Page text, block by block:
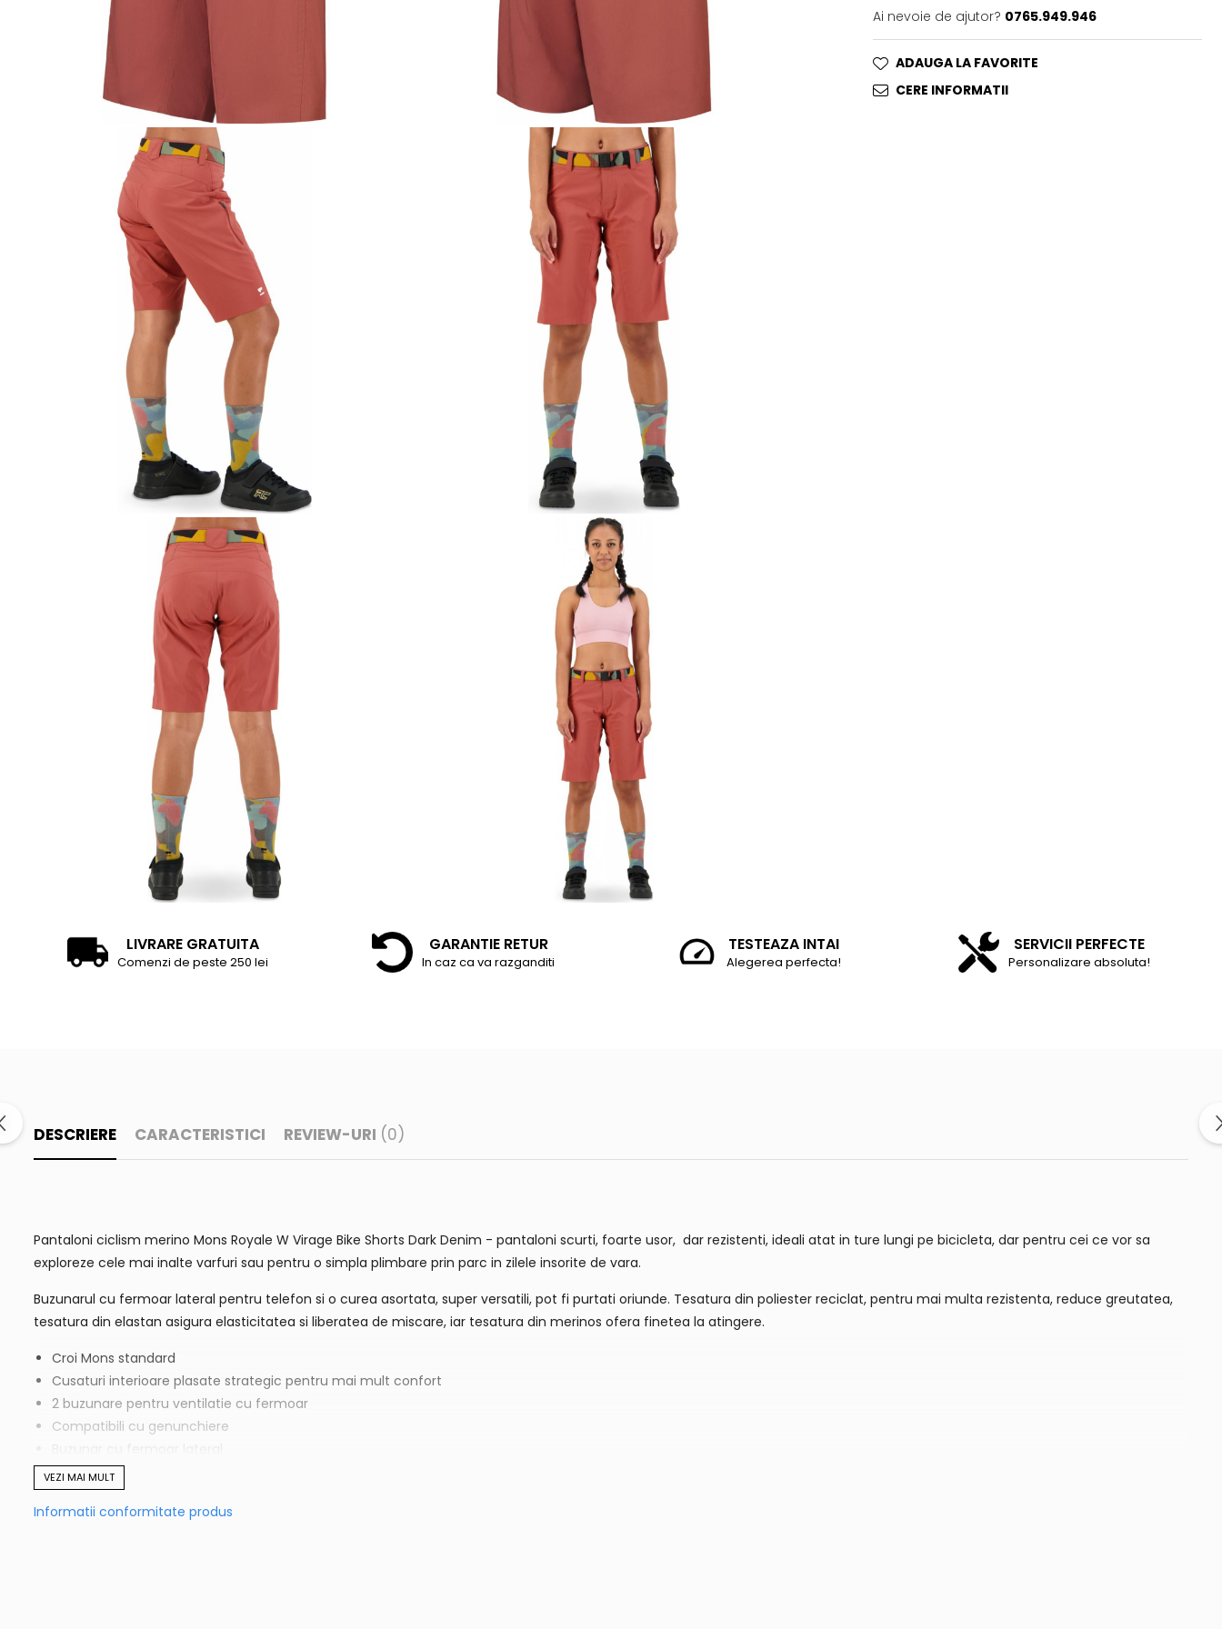
Accesorii tenis
Gripuri & overgripuri
Accesorii teren tenis
Testeaza rachete
Ai nevoie de ajutor? 0765.949.946
ADAUGA LA FAVORITE
CERE INFORMATII
LIVRARE GRATUITA
Comenzi de peste 250 lei
GARANTIE RETUR
In caz ca va razganditi
TESTEAZA INTAI
Alegerea perfecta!
SERVICII PERFECTE
Personalizare absoluta!
DESCRIERE CARACTERISTICI REVIEW-URI (0)
Pantaloni ciclism merino Mons Royale W Virage Bike Shorts Dark Denim - pantaloni scurti, foarte usor, dar rezistenti, ideali atat in ture lungi pe bicicleta, dar pentru cei ce vor sa
exploreze cele mai inalte varfuri sau pentru o simpla plimbare prin parc in zilele insorite de vara.
Buzunarul cu fermoar lateral pentru telefon si o curea asortata, super versatili, pot fi purtati oriunde. Tesatura din poliester reciclat, pentru mai multa rezistenta, reduce greutatea,
tesatura din elastan asigura elasticitatea si liberatea de miscare, iar tesatura din merinos ofera finetea la atingere.
Croi Mons standard
Cusaturi interioare plasate strategic pentru mai mult confort
2 buzunare pentru ventilatie cu fermoar
Compatibili cu genunchiere
Strech Wool Cordura - super usoara, rezistenta si flexibila
Curea Mons inclusa
81% Recycled Polyester 14% Merino 5% Elastane
VEZI MAI MULT
Informatii conformitate produs